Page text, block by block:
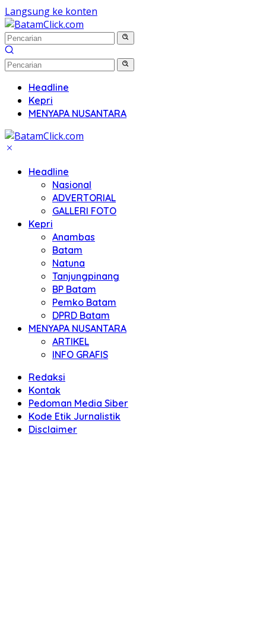
Langsung ke konten
Headline
Kepri
MENYAPA NUSANTARA
Headline
Nasional
ADVERTORIAL
GALLERI FOTO
Kepri
Anambas
Batam
Natuna
Tanjungpinang
BP Batam
Pemko Batam
DPRD Batam
MENYAPA NUSANTARA
ARTIKEL
INFO GRAFIS
Redaksi
Kontak
Pedoman Media Siber
Kode Etik Jurnalistik
Disclaimer